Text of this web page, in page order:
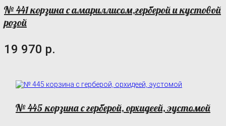
№ 441 корзина с амариллисом,герберой и кустовой
розой
19 970 р.
№ 445 корзина с герберой, орхидеей, эустомой